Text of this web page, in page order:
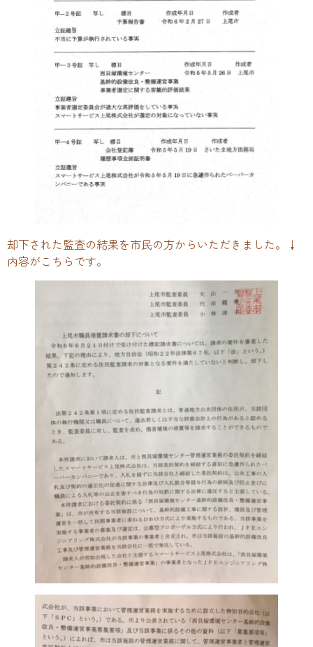
却下された監査の結果を市民の方からいただきました。↓
内容がこちらです。